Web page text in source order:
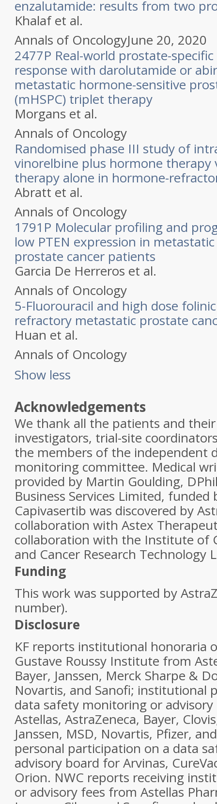
enzalutamide: results from two
Khalaf et al.
Annals of OncologyJune 20, 2020
2477P Real-world prostate-specific
response with darolutamide or
metastatic hormone-sensitive
(mHSPC) triplet therapy
Morgans et al.
Annals of Oncology
Randomised phase III study of
vinorelbine plus hormone therapy
therapy alone in hormone-
Abratt et al.
Annals of Oncology
1791P Molecular profiling and
low PTEN expression in
prostate cancer patients
Garcia De Herreros et al.
Annals of Oncology
5-Fluorouracil and high dose
refractory metastatic prostate
Huan et al.
Annals of Oncology
Show less
Acknowledgements
We thank all the patients and
investigators, trial-site
the members of the independent
monitoring committee. Medical
provided by Martin Goulding,
Business Services Limited, funded
Capivasertib was discovered by
collaboration with Astex
collaboration with the Institute of
and Cancer Research Technology
Funding
This work was supported by
number).
Disclosure
KF reports institutional honoraria
Gustave Roussy Institute from
Bayer, Janssen, Merck Sharpe &
Novartis, and Sanofi; institutional
data safety monitoring or
Astellas, AstraZeneca, Bayer,
Janssen, MSD, Novartis, Pfizer,
personal participation on a data
advisory board for Arvinas,
Orion. NWC reports receiving
or advisory fees from Astellas